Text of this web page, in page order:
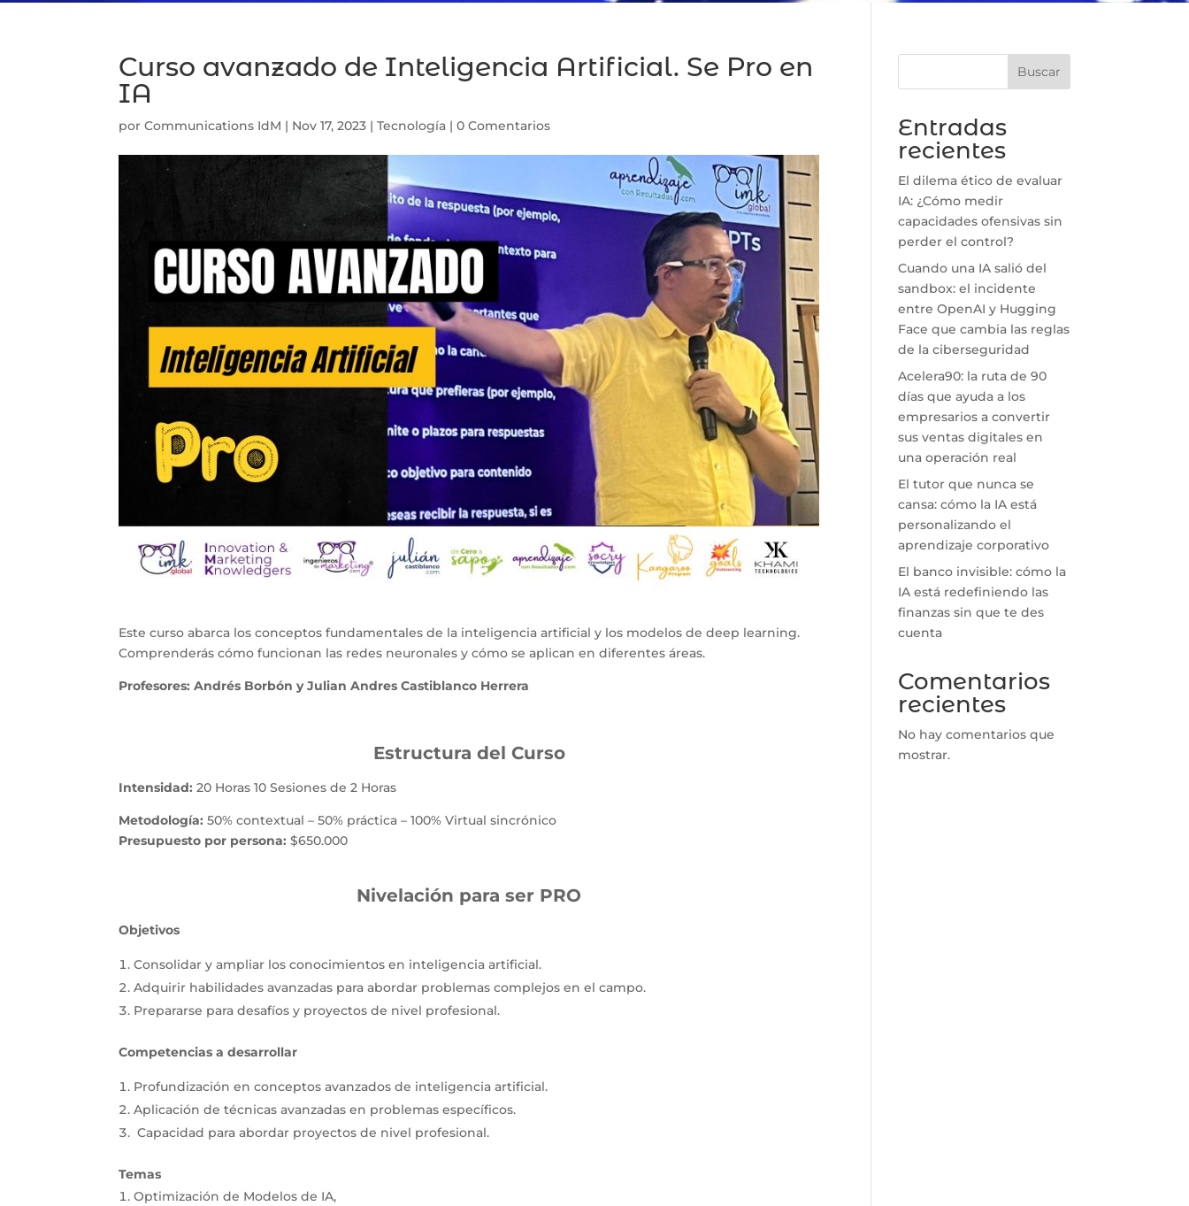
Curso avanzado de Inteligencia Artificial. Se Pro en
IA
porCommunications IdM | Nov 17, 2023 |Tecnología |0 Comentarios
Este curso abarca los conceptos fundamentales de la inteligencia artificial y los modelos de deep learning.
Comprenderás cómo funcionan las redes neuronales y cómo se aplican en diferentes áreas.
Profesores: Andrés Borbón y Julian Andres Castiblanco Herrera
Estructura del Curso
Intensidad: 20 Horas 10 Sesiones de 2 Horas
Metodología: 50% contextual – 50% práctica – 100% Virtual sincrónico
Presupuesto por persona: $650.000
Nivelación para ser PRO
Objetivos
Consolidar y ampliar los conocimientos en inteligencia artificial.
Adquirir habilidades avanzadas para abordar problemas complejos en el campo.
Prepararse para desafíos y proyectos de nivel profesional.
Competencias a desarrollar
Profundización en conceptos avanzados de inteligencia artificial.
Aplicación de técnicas avanzadas en problemas específicos.
Capacidad para abordar proyectos de nivel profesional.
Temas
Optimización de Modelos de IA,
Buscar
Entradas
recientes
El dilema ético de evaluar
IA: ¿Cómo medir
capacidades ofensivas sin
perder el control?
Cuando una IA salió del
sandbox: el incidente
entre OpenAI y Hugging
Face que cambia las reglas
de la ciberseguridad
Acelera90: la ruta de 90
días que ayuda a los
empresarios a convertir
sus ventas digitales en
una operación real
El tutor que nunca se
cansa: cómo la IA está
personalizando el
aprendizaje corporativo
El banco invisible: cómo la
IA está redefiniendo las
finanzas sin que te des
cuenta
Comentarios
recientes
No hay comentarios que
mostrar.